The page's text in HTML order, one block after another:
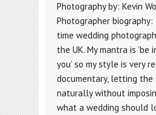
Photography by: Kevin
Photographer
time wedding
the UK. My mantra is ‘be
you’ so my style is very
documentary, letting the
naturally without
what a wedding should